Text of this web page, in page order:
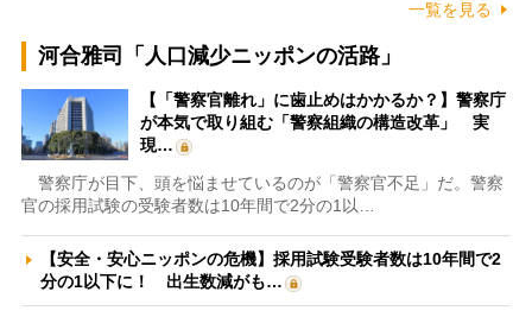
一覧を見る
河合雅司「人口減少ニッポンの活路」
【「警察官離れ」に歯止めはかかるか？】警察庁
が本気で取り組む「警察組織の構造改革」 実
現…
警察庁が目下、頭を悩ませているのが「警察官不足」だ。警察
官の採用試験の受験者数は10年間で2分の1以…
【安全・安心ニッポンの危機】採用試験受験者数は10年間で2
分の1以下に！ 出生数減がも…